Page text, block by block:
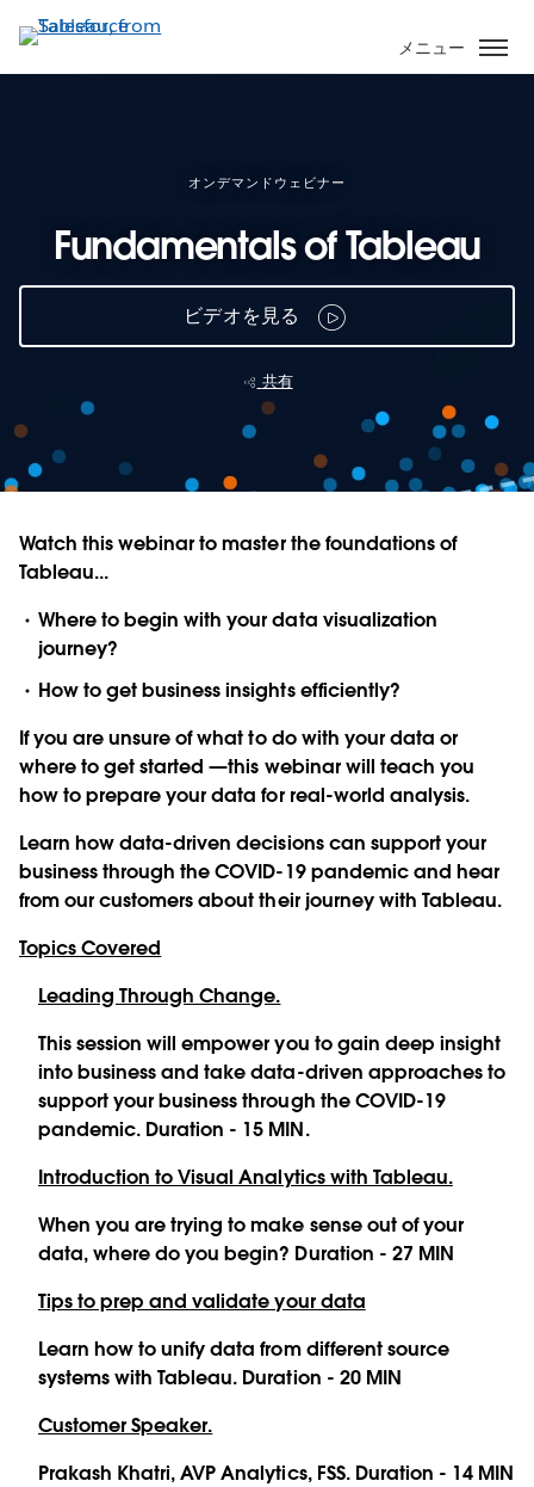
イ
ン
メニュー
オンデマンドウェビナー
Fundamentals of Tableau
ビデオを見る
共有
Watch this webinar to master the foundations of
Tableau...
Where to begin with your data visualization
journey?
How to get business insights efficiently?
If you are unsure of what to do with your data or
where to get started —this webinar will teach you
how to prepare your data for real-world analysis.
Learn how data-driven decisions can support your
business through the COVID-19 pandemic and hear
from our customers about their journey with Tableau.
Topics Covered
Leading Through Change.
This session will empower you to gain deep insight
into business and take data-driven approaches to
support your business through the COVID-19
pandemic. Duration - 15 MIN.
Introduction to Visual Analytics with Tableau.
When you are trying to make sense out of your
data, where do you begin? Duration - 27 MIN
Tips to prep and validate your data
Learn how to unify data from different source
systems with Tableau. Duration - 20 MIN
Customer Speaker.
Prakash Khatri, AVP Analytics, FSS. Duration - 14 MIN